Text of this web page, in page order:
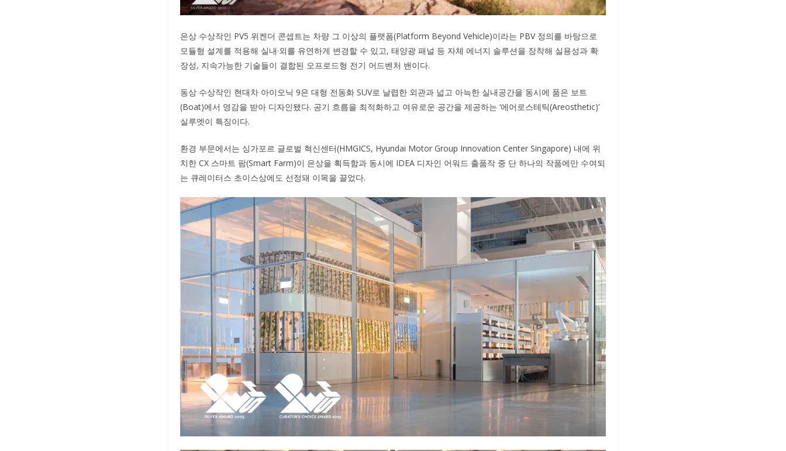
은상 수상작인 PV5 위켄더 콘셉트는 차량 그 이상의 플랫폼(Platform Beyond Vehicle)이라는 PBV 정의를 바탕으로
모듈형 설계를 적용해 실내·외를 유연하게 변경할 수 있고, 태양광 패널 등 자체 에너지 솔루션을 장착해 실용성과 확
장성, 지속가능한 기술들이 결합된 오프로드형 전기 어드벤처 밴이다.
동상 수상작인 현대차 아이오닉 9은 대형 전동화 SUV로 날렵한 외관과 넓고 아늑한 실내공간을 동시에 품은 보트
(Boat)에서 영감을 받아 디자인됐다. 공기 흐름을 최적화하고 여유로운 공간을 제공하는 ‘에어로스테틱(Areosthetic)’
실루엣이 특징이다.
환경 부문에서는 싱가포르 글로벌 혁신센터(HMGICS, Hyundai Motor Group Innovation Center Singapore) 내에 위
치한 CX 스마트 팜(Smart Farm)이 은상을 획득함과 동시에 IDEA 디자인 어워드 출품작 중 단 하나의 작품에만 수여되
는 큐레이터스 초이스상에도 선정돼 이목을 끌었다.